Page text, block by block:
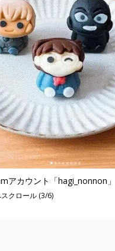
アカウント「hagi_nonnon」
クロール (3/6)